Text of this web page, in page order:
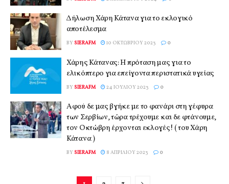
Δήλωση Χάρη Κάτανα για το εκλογικό
αποτέλεσμα
BY SIERAFM 10 ΟΚΤΩΒΡΊΟΥ 2023 0
Χάρης Κάτανας: Η πρόταση μας για το
ελικόπτερο για επείγοντα περιστατικά υγείας
BY SIERAFM 24 ΙΟΥΛΊΟΥ 2023 0
Αφού δε μας βγήκε με το φανάρι στη γέφυρα
των Σερβίων, τώρα τρέχουμε και δε φτάνουμε,
τον Οκτώβρη έρχονται εκλογές! ( του Χάρη
Κάτανα )
BY SIERAFM 8 ΑΠΡΙΛΊΟΥ 2023 0